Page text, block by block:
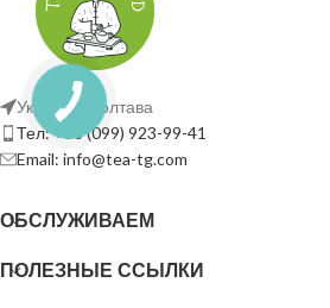
Украина, Полтава
Тел: +38 (099) 923-99-41
Email: info@tea-tg.com
ОБСЛУЖИВАЕМ
ПОЛЕЗНЫЕ ССЫЛКИ